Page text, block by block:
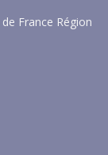
France Région